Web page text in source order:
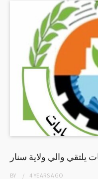
يلتقي والي ولاية سنار
BY 4 YEARSAGO